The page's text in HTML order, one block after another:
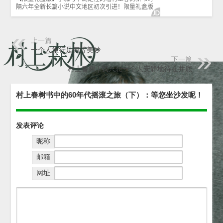
上一篇
一个人旅行是何等美妙
下一篇
村上春树 | 我只想一个人安静地待在井底
村上春树书中的60年代摇滚之旅（下）：等您坐沙发呢！
发表评论
昵称
邮箱
网址